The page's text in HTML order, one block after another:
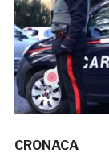
CRONACA